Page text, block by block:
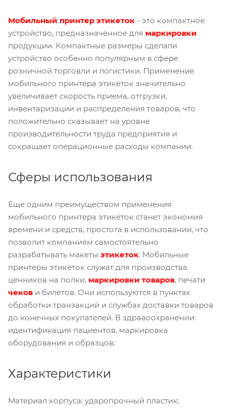
Мобильный принтер этикеток - это компактное
устройство, предназначенное для маркировки
продукции. Компактные размеры сделали
устройство особенно популярным в сфере
розничной торговли и логистики. Применение
мобильного принтера этикеток значительно
увеличивает скорость приема, отгрузки,
инвентаризации и распределения товаров, что
положительно сказывает на уровне
производительности труда предприятия и
сокращает операционные расходы компании.
Сферы использования
Еще одним преимуществом применения
мобильного принтера этикеток станет экономия
времени и средств, простота в использовании, что
позволит компаниям самостоятельно
разрабатывать макеты этикеток. Мобильные
принтеры этикеток служат для производства
ценников на полки, маркировки товаров, печати
чеков и билетов. Они используются в пунктах
обработки транзакций и службах доставки товаров
до конечных покупателей. В здравоохранении:
идентификация пациентов, маркировка
оборудования и образцов;
Характеристики
Материал корпуса: ударопрочный пластик;